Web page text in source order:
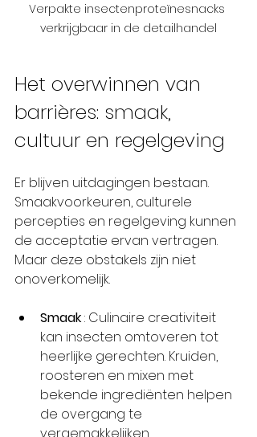
Verpakte insectenproteïnesnacks
verkrijgbaar in de detailhandel
Het overwinnen van
barrières: smaak,
cultuur en regelgeving
Er blijven uitdagingen bestaan.
Smaakvoorkeuren, culturele
percepties en regelgeving kunnen
de acceptatie ervan vertragen.
Maar deze obstakels zijn niet
onoverkomelijk.
Smaak : Culinaire creativiteit
kan insecten omtoveren tot
heerlijke gerechten. Kruiden,
roosteren en mixen met
bekende ingrediënten helpen
de overgang te